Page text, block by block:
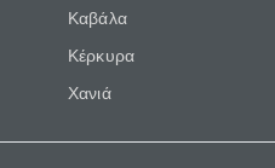
Καβάλα
Κέρκυρα
Χανιά